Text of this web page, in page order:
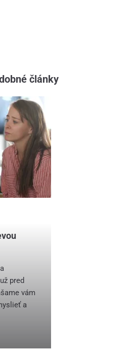
články
pred
vám
a